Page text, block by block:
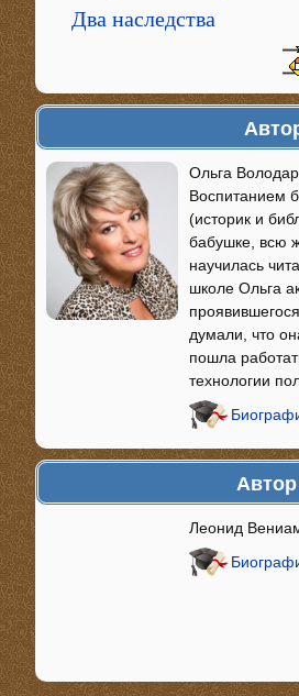
Два наследства
Ольга
Воспитанием
(историк и
бабушке, всю
научилась
школе Ольга
думали, что
пошла
технологии
Леонид